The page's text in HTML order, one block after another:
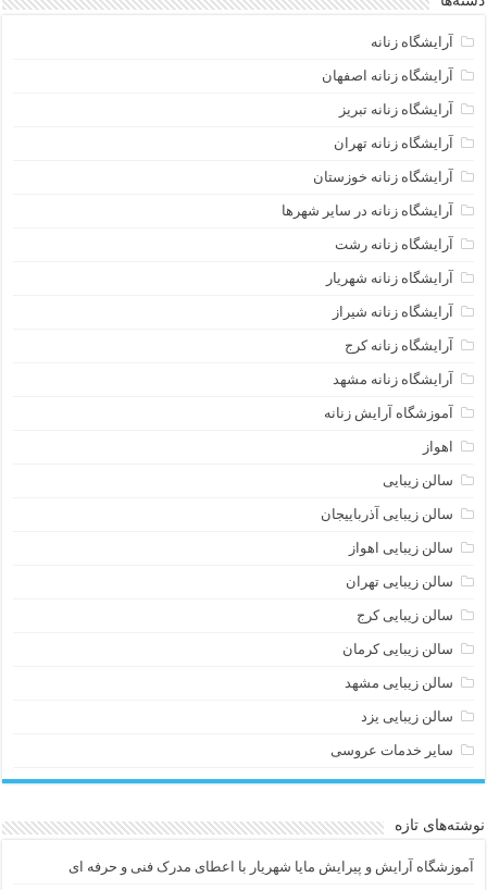
آرایشگاه زنانه
آرایشگاه زنانه اصفهان
آرایشگاه زنانه تبریز
آرایشگاه زنانه تهران
آرایشگاه زنانه خوزستان
آرایشگاه زنانه در سایر شهرها
آرایشگاه زنانه رشت
آرایشگاه زنانه شهریار
آرایشگاه زنانه شیراز
آرایشگاه زنانه کرج
آرایشگاه زنانه مشهد
آموزشگاه آرایش زنانه
اهواز
سالن زیبایی
سالن زیبایی آذرباییجان
سالن زیبایی اهواز
سالن زیبایی تهران
سالن زیبایی کرج
سالن زیبایی کرمان
سالن زیبایی مشهد
سالن زیبایی یزد
سایر خدمات عروسی
نوشته‌های تازه
آموزشگاه آرایش و پیرایش مایا شهریار با اعطای مدرک فنی و حرفه ای